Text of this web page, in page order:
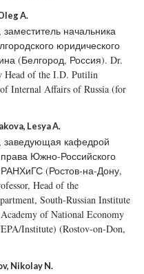
A.
начальника
юридического
(Белгород, Россия). Dr.
Head of the I.D. Putilin
Internal Affairs of Russia (for
Lesya A.
заведующая кафедрой
Южно-Российского
(Ростов-на-Дону,
Head of the
South-Russian Institute
of National Economy
Institute) (Rostov-on-Don,
Nikolay N.